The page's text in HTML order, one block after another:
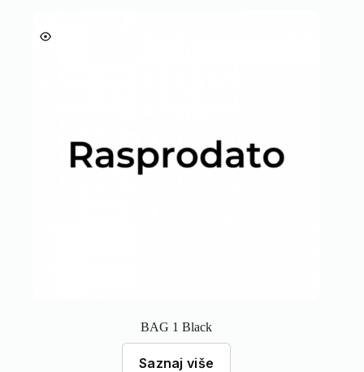
BAG 1 Black
Saznaj više